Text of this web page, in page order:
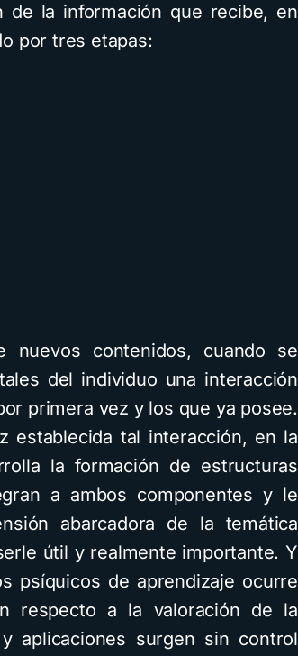
de la información que recibe, en
por tres etapas:
contenidos, cuando se
del individuo una interacción
primera vez y los que ya posee.
establecida tal interacción, en la
la formación de estructuras
a ambos componentes y le
abarcadora de la temática
útil y realmente importante. Y
psíquicos de aprendizaje ocurre
respecto a la valoración de la
aplicaciones surgen sin control